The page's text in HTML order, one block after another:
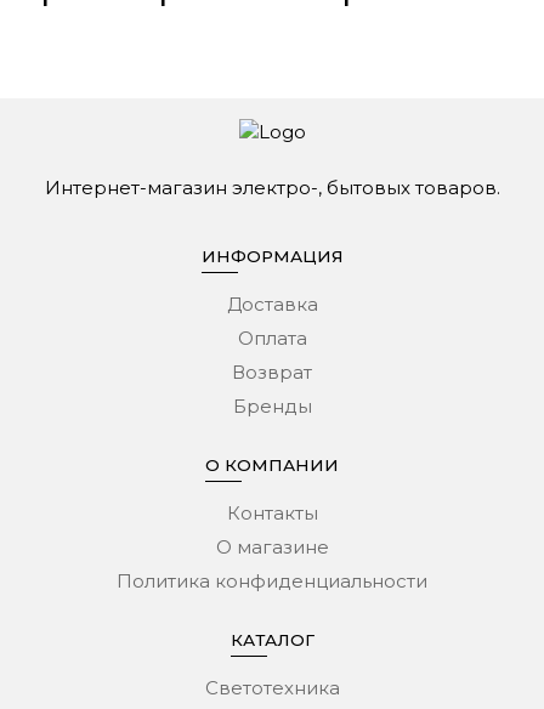
Интернет-магазин электро-, бытовых товаров.
ИНФОРМАЦИЯ
Доставка
Оплата
Возврат
Бренды
О КОМПАНИИ
Контакты
О магазине
Политика конфиденциальности
КАТАЛОГ
Светотехника